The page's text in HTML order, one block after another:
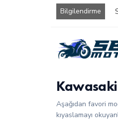
Bilgilendirme
Aşağıdan favori
kıyaslamayı